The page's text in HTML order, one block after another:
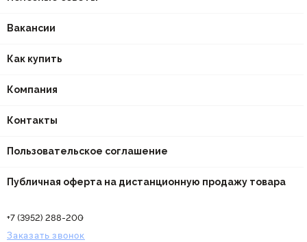
Вакансии
Как купить
Компания
Контакты
Пользовательское соглашение
Публичная оферта на дистанционную продажу товара
+7 (3952) 288-200
Заказать звонок